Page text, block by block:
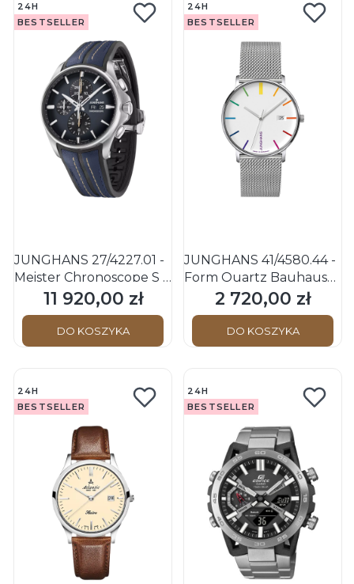
24H
BESTSELLER
JUNGHANS 27/4227.01 -
Meister Chronoscope S -
englisches Datum -
Męski - Zegarek na
Cena
11 920,00 zł
DO KOSZYKA
24H
BESTSELLER
JUNGHANS 41/4580.44 -
Form Quartz Bauhaus
Edition 2025 - Męski -
Zegarek na bransolecie
Cena
2 720,00 zł
DO KOSZYKA
24H
BESTSELLER
24H
BESTSELLER